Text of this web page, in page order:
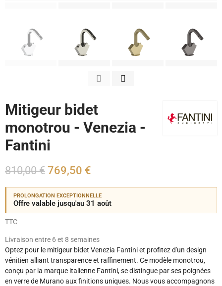
Mitigeur bidet
monotrou - Venezia -
Fantini
810,00 € 769,50 €
PROLONGATION EXCEPTIONNELLE
Offre valable jusqu'au 31 août
TTC
Livraison entre 6 et 8 semaines
Optez pour le mitigeur bidet Venezia Fantini et profitez d'un design
vénitien alliant transparence et raffinement. Ce modèle monotrou,
conçu par la marque italienne Fantini, se distingue par ses poignées
en verre de Murano aux finitions uniques. Nous vous accompagnons